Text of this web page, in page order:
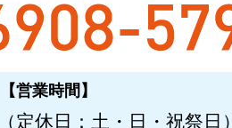
【営業時間】
（定休日：土・日・祝祭日）